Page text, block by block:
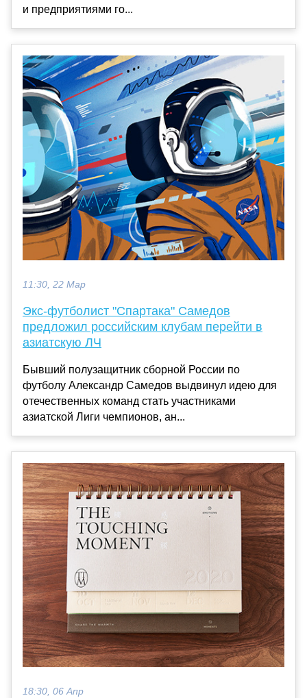
и предприятиями го...
11:30, 22 Мар
Экс-футболист "Спартака" Самедов
предложил российским клубам перейти в
азиатскую ЛЧ
Бывший полузащитник сборной России по
футболу Александр Самедов выдвинул идею для
отечественных команд стать участниками
азиатской Лиги чемпионов, ан...
18:30, 06 Апр